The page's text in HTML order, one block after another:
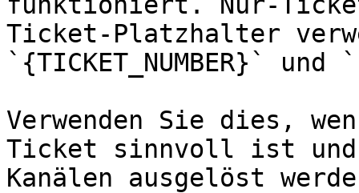
Ticket-Platzhalter
`{TICKET_NUMBER}` und
Verwenden Sie dies,
Ticket sinnvoll ist
Kanälen ausgelöst